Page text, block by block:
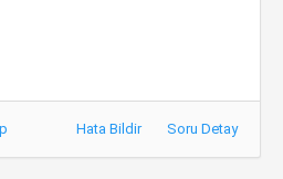
Hata Bildir Soru Detay